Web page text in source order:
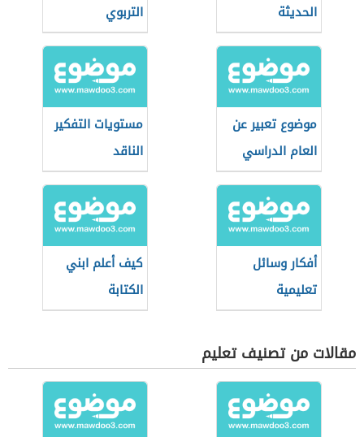
الحديثة
التربوي
موضوع تعبير عن
العام الدراسي
الجديد
مستويات التفكير
الناقد
أفكار وسائل
تعليمية
كيف أعلم ابني
الكتابة
مقالات من تصنيف تعليم